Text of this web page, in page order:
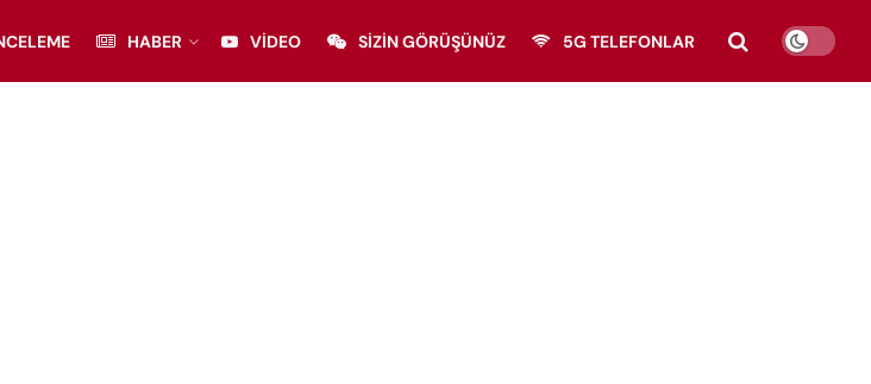
HABER VIDEO SIZIN GÖRÜŞÜNÜZ 5G TELEFONLAR